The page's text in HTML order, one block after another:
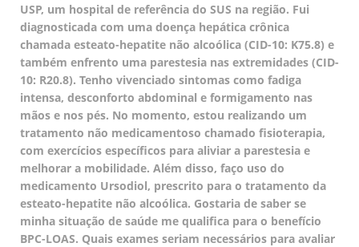
USP, um hospital de referência do SUS na região. Fui
diagnosticada com uma doença hepática crônica
chamada esteato-hepatite não alcoólica (CID-10: K75.8) e
também enfrento uma parestesia nas extremidades (CID-
10: R20.8). Tenho vivenciado sintomas como fadiga
intensa, desconforto abdominal e formigamento nas
mãos e nos pés. No momento, estou realizando um
tratamento não medicamentoso chamado fisioterapia,
com exercícios específicos para aliviar a parestesia e
melhorar a mobilidade. Além disso, faço uso do
medicamento Ursodiol, prescrito para o tratamento da
esteato-hepatite não alcoólica. Gostaria de saber se
minha situação de saúde me qualifica para o benefício
BPC-LOAS. Quais exames seriam necessários para avaliar